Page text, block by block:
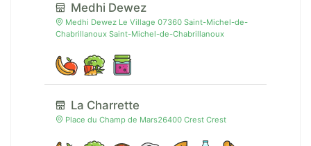
Medhi Dewez
Medhi Dewez Le Village 07360 Saint-Michel-de-
Chabrillanoux Saint-Michel-de-Chabrillanoux
La Charrette
Place du Champ de Mars26400 Crest Crest